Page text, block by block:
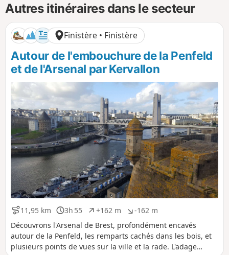
Autres itinéraires dans le secteur
Finistère • Finistère
Autour de l'embouchure de la Penfeld
et de l'Arsenal par Kervallon
11,95 km
D
i
s
t
a
3h 55
D
u
r
é
e
+162 m
D
é
n
i
v
-162 m
D
é
n
i
v
Découvrons l'Arsenal de Brest, profondément encavés
autour de la Penfeld, les remparts cachés dans les bois, et
plusieurs points de vues sur la ville et la rade. L'adage